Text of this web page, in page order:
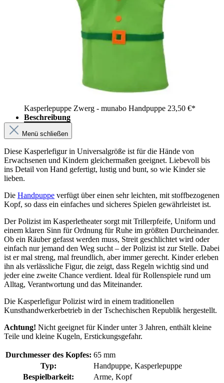
Kasperlepuppe Zwerg - munabo Handpuppe 23,50 €*
Beschreibung
Menü schließen
Diese Kasperlefigur in Universalgröße ist für die Hände von
Erwachsenen und Kindern gleichermaßen geeignet. Liebevoll bis
ins Detail von Hand gefertigt, lustig und bunt, so wie Kinder sie
lieben.
Die Handpuppe verfügt über einen sehr leichten, mit stoffbezogenen
Kopf, so dass ein einfaches und sicheres Spielen gewährleistet ist.
Der Polizist im Kasperletheater sorgt mit Trillerpfeife, Uniform und
einem klaren Sinn für Ordnung für Ruhe im größten Durcheinander.
Ob ein Räuber gefasst werden muss, Streit geschlichtet wird oder
einfach nur jemand den Weg sucht – der Polizist ist zur Stelle. Dabei
ist er mal streng, mal freundlich, aber immer gerecht. Kinder erleben
ihn als verlässliche Figur, die zeigt, dass Regeln wichtig sind und
jeder eine zweite Chance verdient. Ideal für Rollenspiele rund um
Alltag, Verantwortung und das Miteinander.
Die Kasperlefigur Polizist wird in einem traditionellen
Kunsthandwerkerbetrieb in der Tschechischen Republik hergestellt.
Achtung! Nicht geeignet für Kinder unter 3 Jahren, enthält kleine
Teile und kleine Kugeln, Erstickungsgefahr.
Durchmesser des Kopfes: 65 mm
Typ:
Handpuppe, Kasperlepuppe
Bespielbarkeit:
Arme, Kopf